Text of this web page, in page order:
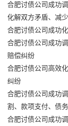
合肥讨债公司成功
化解双方矛盾、减
合肥讨债公司成功
合肥讨债公司成功
赔偿纠纷
合肥讨债公司高效
纠纷
合肥讨债公司成功
割、款项支付、债
合肥讨债公司成功